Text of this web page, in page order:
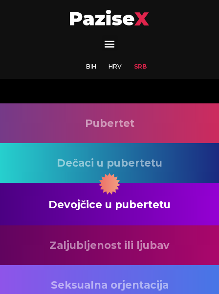
BIH HRV SRB
Pubertet
Dečaci u pubertetu
Devojčice u pubertetu
Zaljubljenost ili ljubav
Seksualna orjentacija